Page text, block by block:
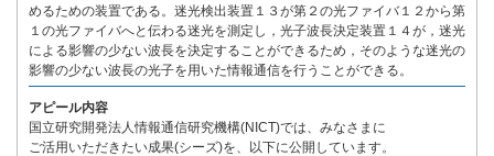
めるための装置である。迷光検出装置１３が第２の光ファイバ１２から第
１の光ファイバへと伝わる迷光を測定し，光子波長決定装置１４が，迷光
による影響の少ない波長を決定することができるため，そのような迷光の
影響の少ない波長の光子を用いた情報通信を行うことができる。
アピール内容
国立研究開発法人情報通信研究機構(NICT)では、みなさまに
ご活用いただきたい成果(シーズ)を、以下に公開しています。